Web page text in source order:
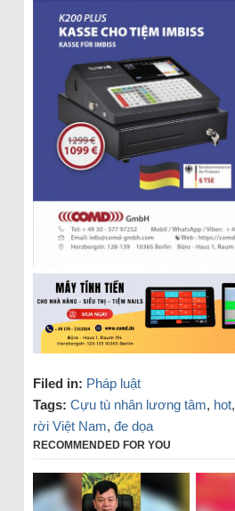
Filed in: Pháp luật
Tags: Cựu tù nhân lương tâm, hot,
rời Việt Nam, đe dọa
RECOMMENDED FOR YOU